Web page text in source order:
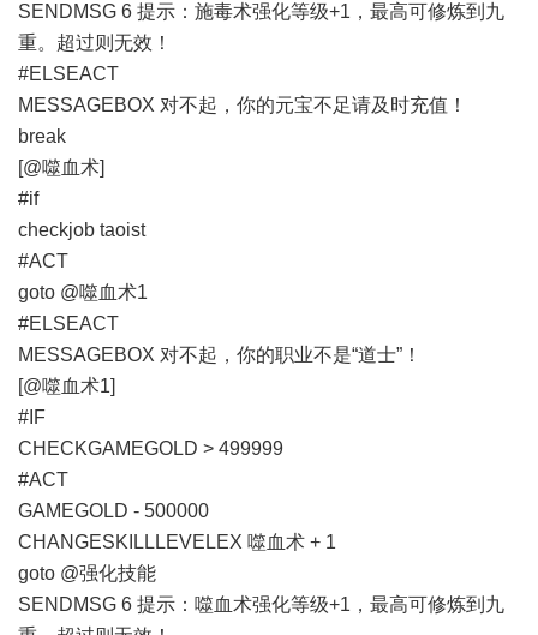
SENDMSG 6 提示：施毒术强化等级+1，最高可修炼到九
重。超过则无效！
#ELSEACT
MESSAGEBOX 对不起，你的元宝不足请及时充值！
break
[@噬血术]
#if
checkjob taoist
#ACT
goto @噬血术1
#ELSEACT
MESSAGEBOX 对不起，你的职业不是“道士”！
[@噬血术1]
#IF
CHECKGAMEGOLD > 499999
#ACT
GAMEGOLD - 500000
CHANGESKILLLEVELEX 噬血术 + 1
goto @强化技能
SENDMSG 6 提示：噬血术强化等级+1，最高可修炼到九